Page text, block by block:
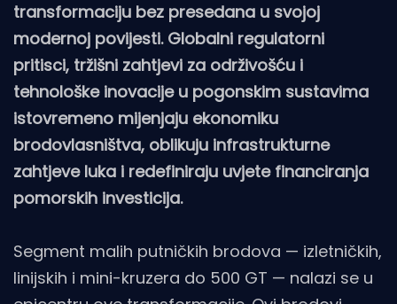
transformaciju bez presedana u svojoj
modernoj povijesti. Globalni regulatorni
pritisci, tržišni zahtjevi za održivošću i
tehnološke inovacije u pogonskim sustavima
istovremeno mijenjaju ekonomiku
brodovlasništva, oblikuju infrastrukturne
zahtjeve luka i redefiniraju uvjete financiranja
pomorskih investicija.
Segment malih putničkih brodova — izletničkih,
linijskih i mini-kruzera do 500 GT — nalazi se u